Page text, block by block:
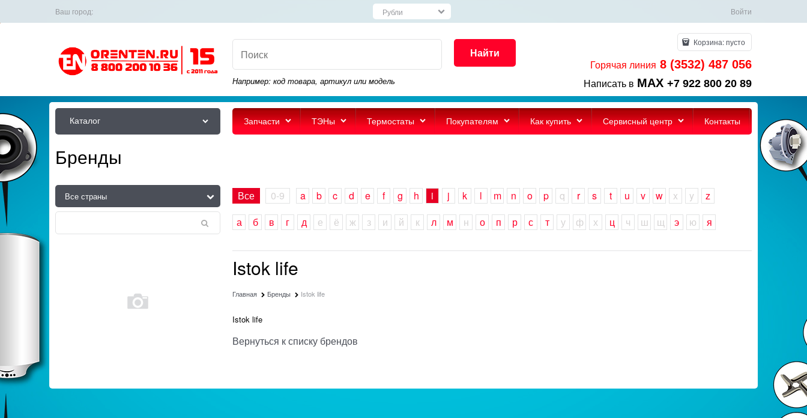
Ваш город: Войти
Найти
Например: код товара, артикул или модель
Корзина:пусто
Горячая линия 8 (3532) 487 056
Написать в MAX +7 922 800 20 89
Каталог Запчасти ТЭНы Термостаты Покупателям Как купить Сервисный центр Контакты
Бренды
Все 0-9 a b c d e f g h i j k l m n o p q r s t u v w x y
z
а
б в г д е ё ж з и й к л м н о п р с т у ф х ц ч ш щ э ю я
Istok life
Главная Бренды Istok life
Istok life
Вернуться к списку брендов